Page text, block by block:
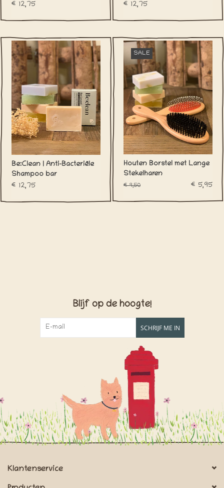
€12,75
€12,75
Be:Clean | Anti-Bacteriële
Shampoo bar
€12,75
SALE
Houten Borstel met Lange
Stekelharen
€9,50 €5,95
Blijf op de hoogte!
SCHRIJF ME IN
Klantenservice